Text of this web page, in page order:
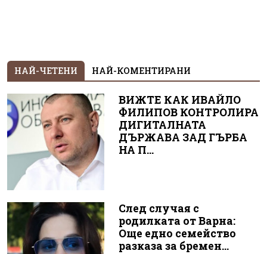
НАЙ-ЧЕТЕНИ НАЙ-КОМЕНТИРАНИ
ВИЖТЕ КАК ИВАЙЛО
ФИЛИПОВ КОНТРОЛИРА
ДИГИТАЛНАТА
ДЪРЖАВА ЗАД ГЪРБА
НА П...
След случая с
родилката от Варна:
Още едно семейство
разказа за бремен...